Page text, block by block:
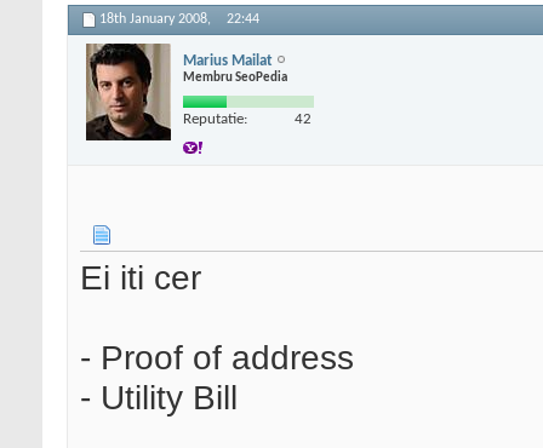
18th January 2008, 22:44
Marius Mailat
Membru SeoPedia
Reputatie: 42
Ei iti cer
- Proof of address
- Utility Bill